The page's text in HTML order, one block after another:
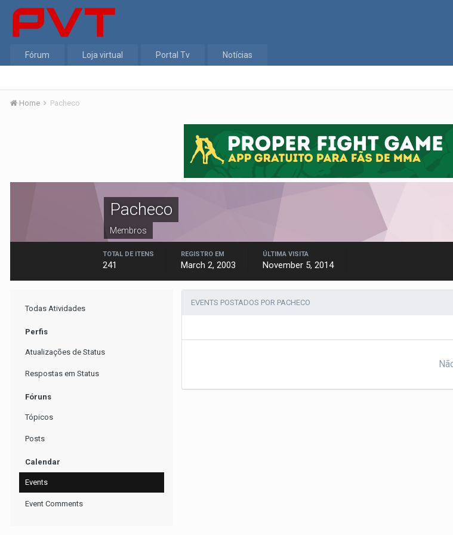
Fórum Loja virtual Portal Tv Notícias
Home Pacheco
Pacheco
Membros
TOTAL DE ITENS
241
REGISTRO EM
March 2, 2003
ÚLTIMA VISITA
November 5, 2014
Todas Atividades
Perfis
Atualizações de Status
Respostas em Status
Fóruns
Tópicos
Posts
Calendar
Events
Event Comments
EVENTS POSTADOS POR PACHECO